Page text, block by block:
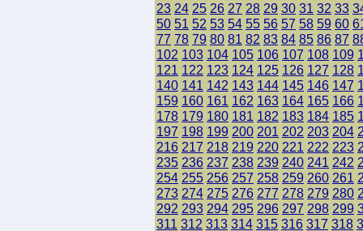
23 24 25 26 27 28 29 30 31 32 33
50 51 52 53 54 55 56 57 58 59 60
77 78 79 80 81 82 83 84 85 86 87
102 103 104 105 106 107 108 109
121 122 123 124 125 126 127 128
140 141 142 143 144 145 146 147
159 160 161 162 163 164 165 166
178 179 180 181 182 183 184 185
197 198 199 200 201 202 203 204
216 217 218 219 220 221 222 223
235 236 237 238 239 240 241 242
254 255 256 257 258 259 260 261
273 274 275 276 277 278 279 280
292 293 294 295 296 297 298 299
311 312 313 314 315 316 317 318